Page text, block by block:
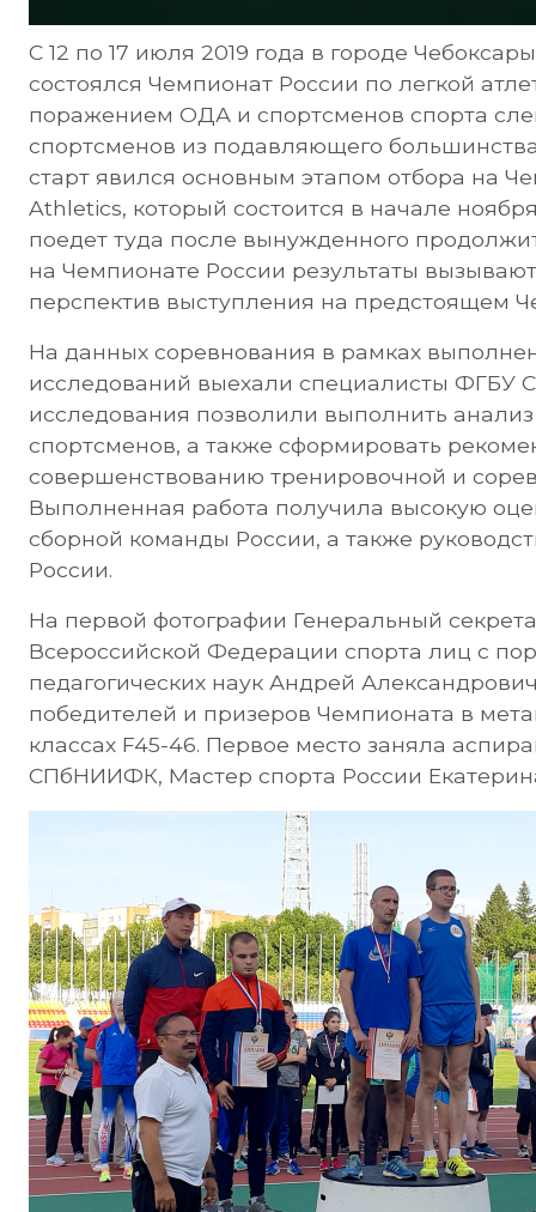
С 12 по 17 июля 2019 года в городе
состоялся Чемпионат России по легкой
поражением ОДА и спортсменов спорта
спортсменов из подавляющего
старт явился основным этапом отбора на
Athletics, который состоится в начале
поедет туда после вынужденного
на Чемпионате России результаты
перспектив выступления на предстоящем
На данных соревнования в рамках
исследований выехали специалисты
исследования позволили выполнить
спортсменов, а также сформировать
совершенствованию тренировочной и
Выполненная работа получила высокую
сборной команды России, а также
России.
На первой фотографии Генеральный
Всероссийской Федерации спорта лиц с
педагогических наук Андрей
победителей и призеров Чемпионата в
классах F45-46. Первое место заняла
СПбНИИФК, Мастер спорта России